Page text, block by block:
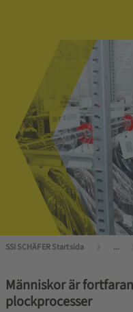
SSI SCHÄFER Startsida ...
Människor är
plockprocesser